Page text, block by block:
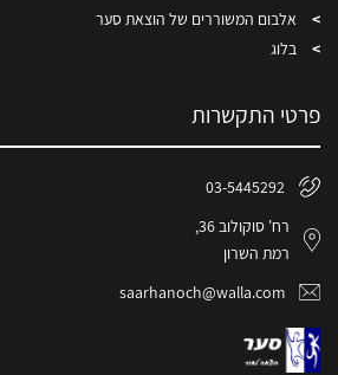
אלבום המשוררים של הוצאת סער
בלוג
פרטי התקשרות
03-5445292
רח' סוקולוב 36,
רמת השרון
saarhanoch@walla.com